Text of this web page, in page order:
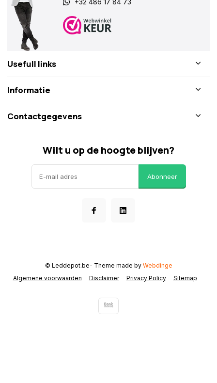
+32 486 17 84 73
Usefull links
Informatie
Contactgegevens
Wilt u op de hoogte blijven?
Abonneer
Algemene voorwaarden Disclaimer Privacy Policy Sitemap
© Leddepot.be- Theme made by Webdinge